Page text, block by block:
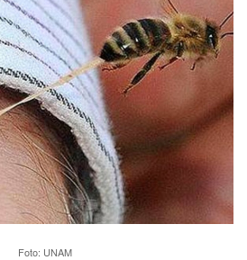
Foto: UNAM